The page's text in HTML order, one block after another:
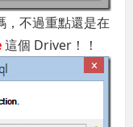
，不過重點還是在
這個 Driver！！